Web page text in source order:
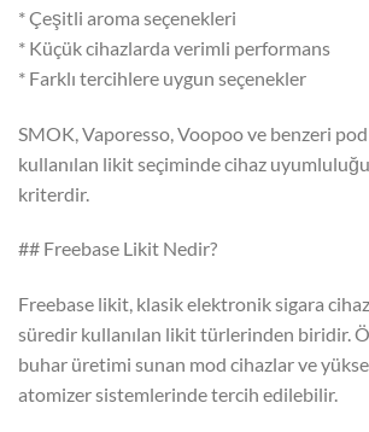
* Çeşitli aroma seçenekleri
* Küçük cihazlarda verimli performans
* Farklı tercihlere uygun seçenekler
SMOK, Vaporesso, Voopoo ve benzeri
kullanılan likit seçiminde cihaz
kriterdir.
## Freebase Likit Nedir?
Freebase likit, klasik elektronik sigara
süredir kullanılan likit türlerinden biridir.
buhar üretimi sunan mod cihazlar ve
atomizer sistemlerinde tercih edilebilir.